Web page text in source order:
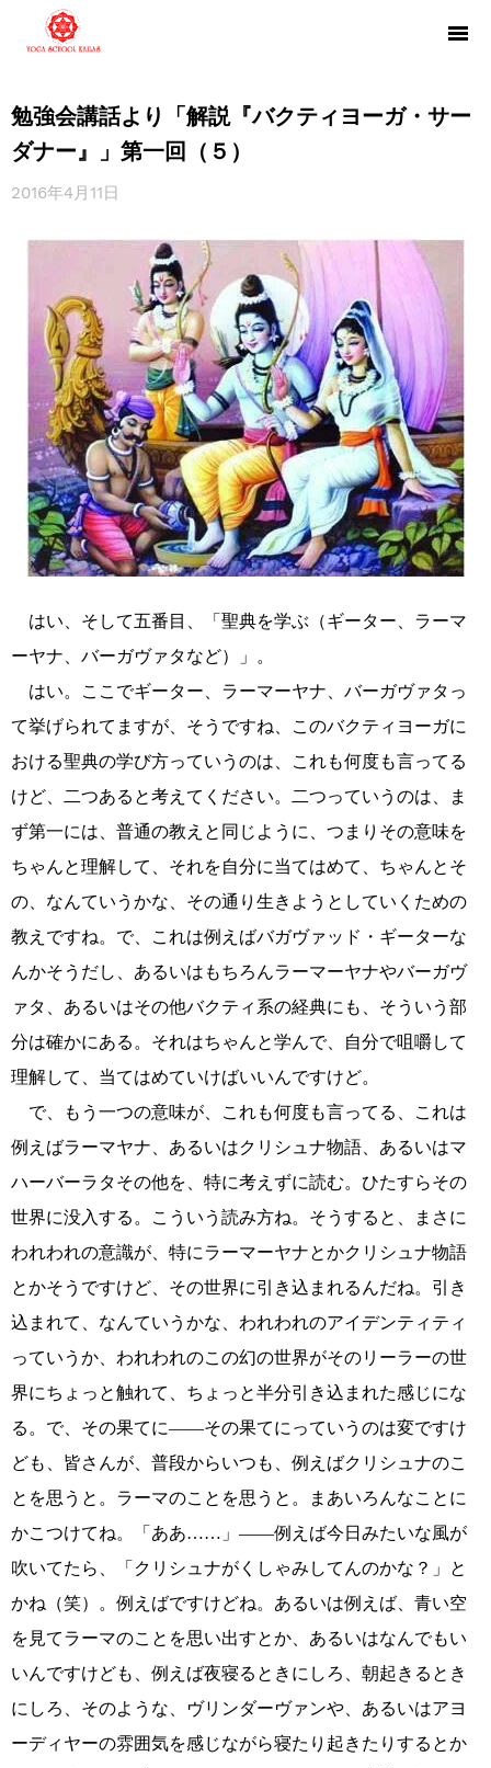
勉強会講話より「解説『バクティヨーガ・サー
ダナー』」第一回（５）
2016年4月11日
はい、そして五番目、「聖典を学ぶ（ギーター、ラーマ
ーヤナ、バーガヴァタなど）」。
はい。ここでギーター、ラーマーヤナ、バーガヴァタっ
て挙げられてますが、そうですね、このバクティヨーガに
おける聖典の学び方っていうのは、これも何度も言ってる
けど、二つあると考えてください。二つっていうのは、ま
ず第一には、普通の教えと同じように、つまりその意味を
ちゃんと理解して、それを自分に当てはめて、ちゃんとそ
の、なんていうかな、その通り生きようとしていくための
教えですね。で、これは例えばバガヴァッド・ギーターな
んかそうだし、あるいはもちろんラーマーヤナやバーガヴ
ァタ、あるいはその他バクティ系の経典にも、そういう部
分は確かにある。それはちゃんと学んで、自分で咀嚼して
理解して、当てはめていけばいいんですけど。
で、もう一つの意味が、これも何度も言ってる、これは
例えばラーマヤナ、あるいはクリシュナ物語、あるいはマ
ハーバーラタその他を、特に考えずに読む。ひたすらその
世界に没入する。こういう読み方ね。そうすると、まさに
われわれの意識が、特にラーマーヤナとかクリシュナ物語
とかそうですけど、その世界に引き込まれるんだね。引き
込まれて、なんていうかな、われわれのアイデンティティ
っていうか、われわれのこの幻の世界がそのリーラーの世
界にちょっと触れて、ちょっと半分引き込まれた感じにな
る。で、その果てに――その果てにっていうのは変ですけ
ども、皆さんが、普段からいつも、例えばクリシュナのこ
とを思うと。ラーマのことを思うと。まあいろんなことに
かこつけてね。「ああ……」――例えば今日みたいな風が
吹いてたら、「クリシュナがくしゃみしてんのかな？」と
かね（笑）。例えばですけどね。あるいは例えば、青い空
を見てラーマのことを思い出すとか、あるいはなんでもい
いんですけども、例えば夜寝るときにしろ、朝起きるとき
にしろ、そのような、ヴリンダーヴァンや、あるいはアヨ
ーディヤーの雰囲気を感じながら寝たり起きたりするとか